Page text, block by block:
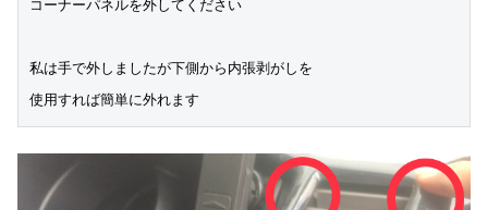
コーナーパネルを外してください
私は手で外しましたが下側から内張剥がしを
使用すれば簡単に外れます